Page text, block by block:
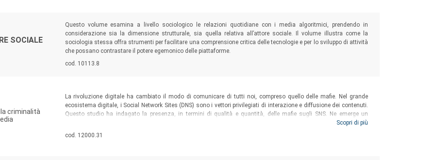
SOCIALE
Sommario:
Questo volume esamina a livello sociologico le relazioni quotidiane con i media algoritmici, prendendo in
considerazione sia la dimensione strutturale, sia quella relativa all’attore sociale. Il volume illustra come la
sociologia stessa offra strumenti per facilitare una comprensione critica delle tecnologie e per lo sviluppo di attività
che possano contrastare il potere egemonico delle piattaforme.
Codice libro:
cod. 10113.8
criminalità
Sommario:
La rivoluzione digitale ha cambiato il modo di comunicare di tutti noi, compreso quello delle mafie. Nel grande
ecosistema digitale, i Social Network Sites (DNS) sono i vettori privilegiati di interazione e diffusione dei contenuti.
Questo studio ha indagato la presenza, in termini di qualità e quantità, delle mafie sugli SNS. Ne emerge un
immaginario digitale delle mafie che si alimenta in maniera circolare: i social sono lo specchio e il motore di
aggiornamento costante (updatism) della cultura criminale mafiosa che risemantizza i vecchi immaginari
Scopri di più
Codice libro:
cod. 12000.31